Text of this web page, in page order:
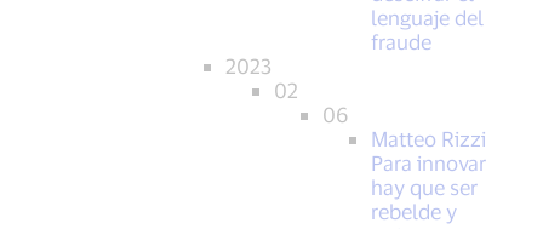
lenguaje del
fraude
2023
02
06
Matteo Rizzi
Para innovar
hay que ser
rebelde y